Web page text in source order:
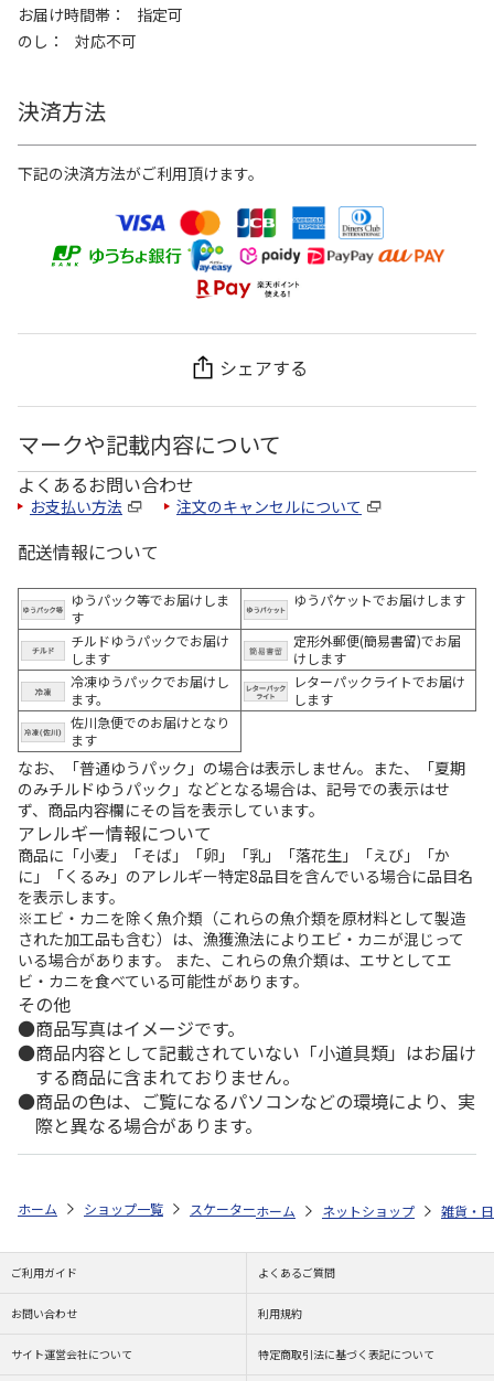
お届け時間帯
指定可
のし
対応不可
決済方法
下記の決済方法がご利用頂けます。
シェアする
マークや記載内容について
よくあるお問い合わせ
お支払い方法 注文のキャンセルについて
配送情報について
ゆうパック等でお届けしま
す
ゆうパケットでお届けします
チルドゆうパックでお届け
します
定形外郵便(簡易書留)でお届
けします
冷凍ゆうパックでお届けし
ます。
レターパックライトでお届け
します
佐川急便でのお届けとなり
ます
なお、「普通ゆうパック」の場合は表示しません。また、「夏期
のみチルドゆうパック」などとなる場合は、記号での表示はせ
ず、商品内容欄にその旨を表示しています。
アレルギー情報について
商品に「小麦」「そば」「卵」「乳」「落花生」「えび」「か
に」「くるみ」のアレルギー特定8品目を含んでいる場合に品目名
を表示します。
※エビ・カニを除く魚介類（これらの魚介類を原材料として製造
された加工品も含む）は、漁獲漁法によりエビ・カニが混じって
いる場合があります。 また、これらの魚介類は、エサとしてエ
ビ・カニを食べている可能性があります。
その他
商品写真はイメージです。
商品内容として記載されていない「小道具類」はお届け
する商品に含まれておりません。
商品の色は、ご覧になるパソコンなどの環境により、実
際と異なる場合があります。
ホーム ショップ一覧 スケーター スタンド付コップ＆歯ブラシセッ
ホーム ネットショップ 雑貨・
ご利用ガイド よくあるご質問
お問い合わせ 利用規約
サイト運営会社について 特定商取引法に基づく表記について